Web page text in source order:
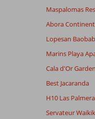
Maspalomas
Abora
Lopesan
Marins Playa
Cala d'Or
Best Jacaranda
H10 Las
Servateur